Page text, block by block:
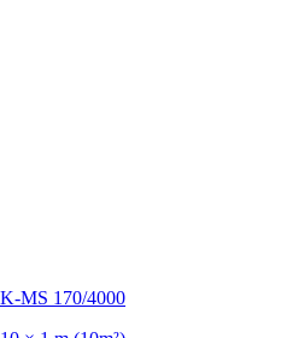
MS 170/4000